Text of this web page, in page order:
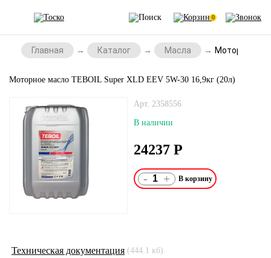
0
Главная Каталог Масла Моторное
Моторное масло TEBOIL Super XLD EEV 5W-30 16,9кг (20л)
Арт. 2358556
В наличии
24237 Р
- +
Техническая документация (444.1 кб)